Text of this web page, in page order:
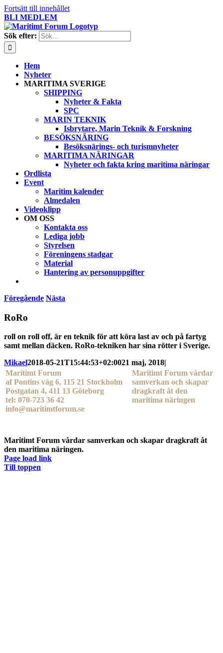
Fortsätt till innehållet
BLI MEDLEM
Sök efter:
Hem
Nyheter
MARITIMA SVERIGE
SHIPPING
Nyheter & Fakta
SPC
MARIN TEKNIK
Isbrytare, Marin Teknik & Forskning
BESÖKSNÄRING
Besöksnärings- och turismnyheter
MARITIMA NÄRINGAR
Nyheter och fakta kring maritima näringar
Ordlista
Event
Maritim kalender
Almedalen
Videoklipp
OM OSS
Kontakta oss
Lediga jobb
Styrelsen
Föreningens stadgar
Material
Hantering av personuppgifter
Föregående Nästa
RoRo
roll on roll off, är en teknik för att köra last av och på fartyg
samt mellan däcken. RoRo-tekniken har sina rötter i Sverige.
Mikael2018-05-21T15:44:53+02:0021 maj, 2018|
Maritimt Forum
af Pontins väg 6, 115 21 Stockholm
Postgatan 4, 411 13 Göteborg
tel: 070-723 36 42
info@maritimtforum.se
Maritimt Forum vårdar
samverkan och skapar
dragkraft åt den
maritima näringen
Maritimt Forum vårdar samverkan och skapar dragkraft åt
den maritima näringen.
Page load link
Till toppen